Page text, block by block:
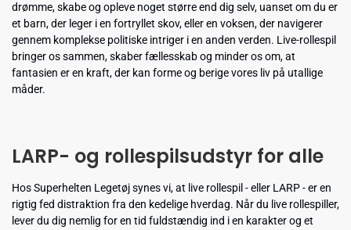
drømme, skabe og opleve noget større end dig selv, uanset om du er
et barn, der leger i en fortryllet skov, eller en voksen, der navigerer
gennem komplekse politiske intriger i en anden verden. Live-rollespil
bringer os sammen, skaber fællesskab og minder os om, at
fantasien er en kraft, der kan forme og berige vores liv på utallige
måder.
LARP- og rollespilsudstyr for alle
Hos Superhelten Legetøj synes vi, at live rollespil - eller LARP - er en
rigtig fed distraktion fra den kedelige hverdag. Når du live rollespiller,
lever du dig nemlig for en tid fuldstændig ind i en karakter og et